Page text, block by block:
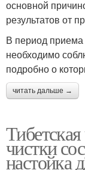
основной
результатов от
В период
необходимо
подробно о
читать дальше →
чистки
настойка